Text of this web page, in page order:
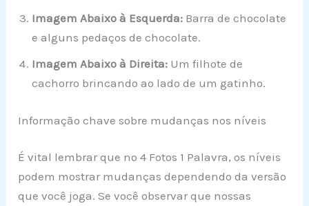
Imagem Abaixo à Esquerda: Barra de chocolate
e alguns pedaços de chocolate.
Imagem Abaixo à Direita: Um filhote de
cachorro brincando ao lado de um gatinho.
Informação chave sobre mudanças nos níveis
É vital lembrar que no 4 Fotos 1 Palavra, os níveis
podem mostrar mudanças dependendo da versão
que você joga. Se você observar que nossas